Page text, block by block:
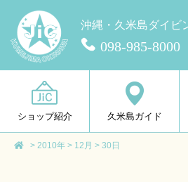
沖縄・久米島ダイビ
098-985-8000
ショップ紹介 久米島ガイド
> 2010年 > 12月 > 30日